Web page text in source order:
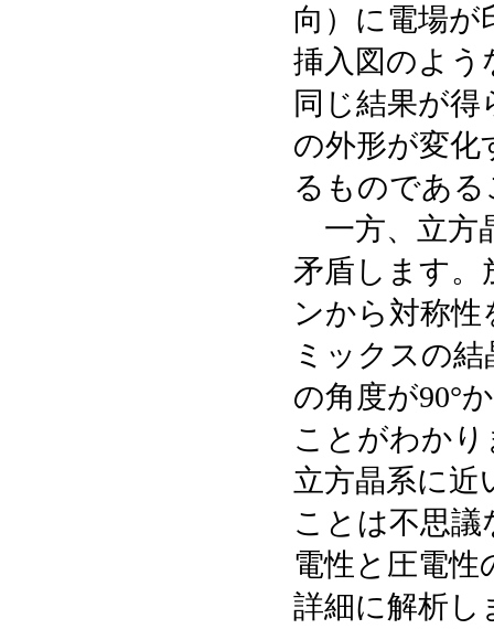
向）に電場が
挿入図のよう
同じ結果が
の外形が変化
るものであ
一方、立方
矛盾します。
ンから対称性
ミックスの
の角度が90°
ことがわか
立方晶系に近
ことは不思
電性と圧電性
詳細に解析し